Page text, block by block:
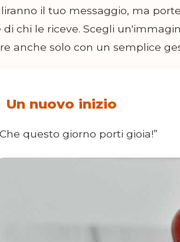
il tuo messaggio, ma
di chi le riceve. Scegli
anche solo con un semplice
Un nuovo inizio
questo giorno porti gioia!”